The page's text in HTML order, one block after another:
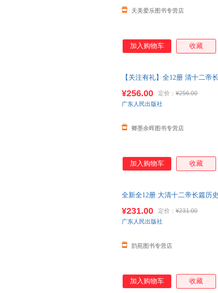
天美爱乐图书专营店
加入购物车 收藏
【关注有礼】全12册 清十二帝
¥256.00 定价： ¥256.00
卿墨余晖图书专营店
广东人民出版社
加入购物车 收藏
全新全12册 大清十二帝长篇历
¥231.00 定价： ¥231.00
韵苑图书专营店
广东人民出版社
加入购物车 收藏